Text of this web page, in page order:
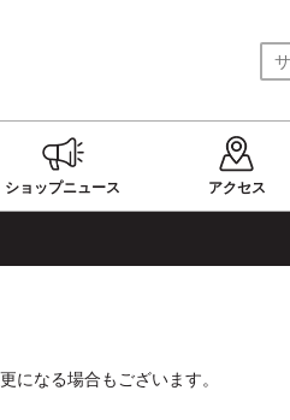
ショップニュース アクセス
なる場合もございます。